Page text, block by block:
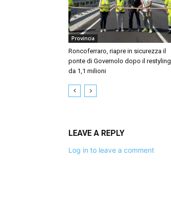
Provincia
Roncoferraro, riapre in sicurezza il
ponte di Governolo dopo il restyling
da 1,1 milioni
LEAVE A REPLY
Log in to leave a comment